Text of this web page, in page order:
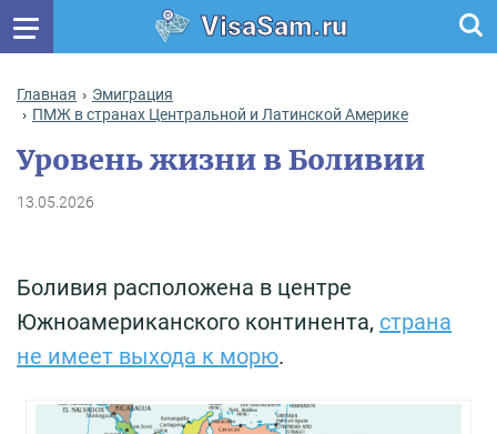
VisaSam.ru
Главная
Эмиграция
ПМЖ в странах Центральной и Латинской Америке
Уровень жизни в Боливии
13.05.2026
Боливия расположена в центре
Южноамериканского континента, страна
не имеет выхода к морю.